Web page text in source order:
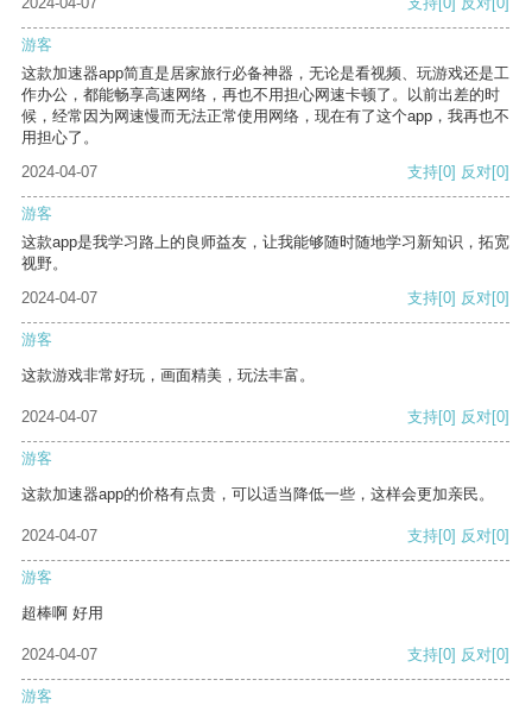
游客
这款加速器app简直是居家旅行必备神器，无论是看视频、玩游戏还是工
作办公，都能畅享高速网络，再也不用担心网速卡顿了。以前出差的时
候，经常因为网速慢而无法正常使用网络，现在有了这个app，我再也不
用担心了。
2024-04-07
支持[0] 反对[0]
游客
这款app是我学习路上的良师益友，让我能够随时随地学习新知识，拓宽
视野。
2024-04-07
支持[0] 反对[0]
游客
这款游戏非常好玩，画面精美，玩法丰富。
2024-04-07 支持[0] 反对[0]
游客
这款加速器app的价格有点贵，可以适当降低一些，这样会更加亲民。
2024-04-07 支持[0] 反对[0]
游客
超棒啊 好用
2024-04-07 支持[0] 反对[0]
游客